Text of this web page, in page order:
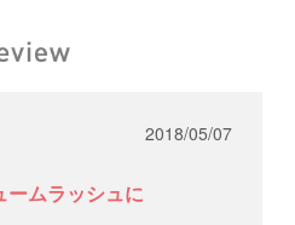
ームラッシュに
2018/05/07